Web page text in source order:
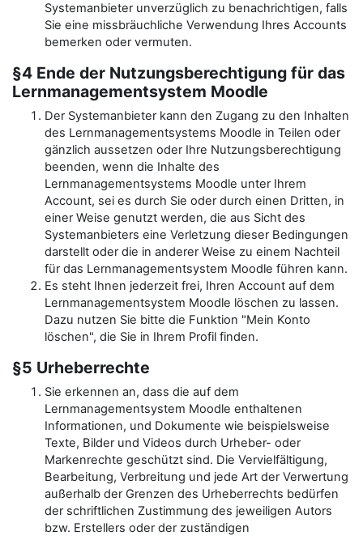
Systemanbieter unverzüglich zu benachrichtigen, falls
Sie eine missbräuchliche Verwendung Ihres Accounts
bemerken oder vermuten.
§4 Ende der Nutzungsberechtigung für das
Lernmanagementsystem Moodle
Der Systemanbieter kann den Zugang zu den Inhalten
des Lernmanagementsystems Moodle in Teilen oder
gänzlich aussetzen oder Ihre Nutzungsberechtigung
beenden, wenn die Inhalte des
Lernmanagementsystems Moodle unter Ihrem
Account, sei es durch Sie oder durch einen Dritten, in
einer Weise genutzt werden, die aus Sicht des
Systemanbieters eine Verletzung dieser Bedingungen
darstellt oder die in anderer Weise zu einem Nachteil
für das Lernmanagementsystem Moodle führen kann.
Es steht Ihnen jederzeit frei, Ihren Account auf dem
Lernmanagementsystem Moodle löschen zu lassen.
Dazu nutzen Sie bitte die Funktion "Mein Konto
löschen", die Sie in Ihrem Profil finden.
§5 Urheberrechte
Sie erkennen an, dass die auf dem
Lernmanagementsystem Moodle enthaltenen
Informationen, und Dokumente wie beispielsweise
Texte, Bilder und Videos durch Urheber- oder
Markenrechte geschützt sind. Die Vervielfältigung,
Bearbeitung, Verbreitung und jede Art der Verwertung
außerhalb der Grenzen des Urheberrechts bedürfen
der schriftlichen Zustimmung des jeweiligen Autors
bzw. Erstellers oder der zuständigen